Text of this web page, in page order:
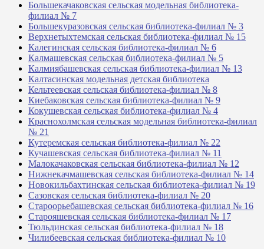
Большекачаковская сельская модельная библиотека-
филиал № 7
Большекуразовская сельская библиотека-филиал № 3
Верхнетыхтемская сельская библиотека-филиал № 15
Калегинская сельская библиотека-филиал № 6
Калмашевская сельская библиотека-филиал № 5
Калмиябашевская сельская библиотека-филиал № 13
Калтасинская модельная детская библиотека
Кельтеевская сельская библиотека-филиал № 8
Киебаковская сельская библиотека-филиал № 9
Кокушевская сельская библиотека-филиал № 4
Краснохолмская сельская модельная библиотека-филиал
№ 21
Кутеремская сельская библиотека-филиал № 22
Кучашевская сельская библиотека-филиал № 11
Малокачаковская сельская библиотека-филиал № 12
Нижнекачмашевская сельская библиотека-филиал № 14
Новокильбахтинская сельская библиотека-филиал № 19
Сазовская сельская библиотека-филиал № 20
Староорьебашевская сельская библиотека-филиал № 16
Старояшевская сельская библиотека-филиал № 17
Тюльдинская сельская библиотека-филиал № 18
Чилибеевская сельская библиотека-филиал № 10